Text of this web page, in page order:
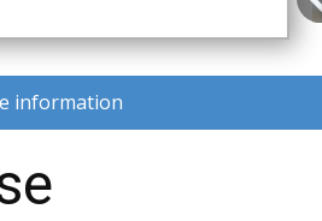
information